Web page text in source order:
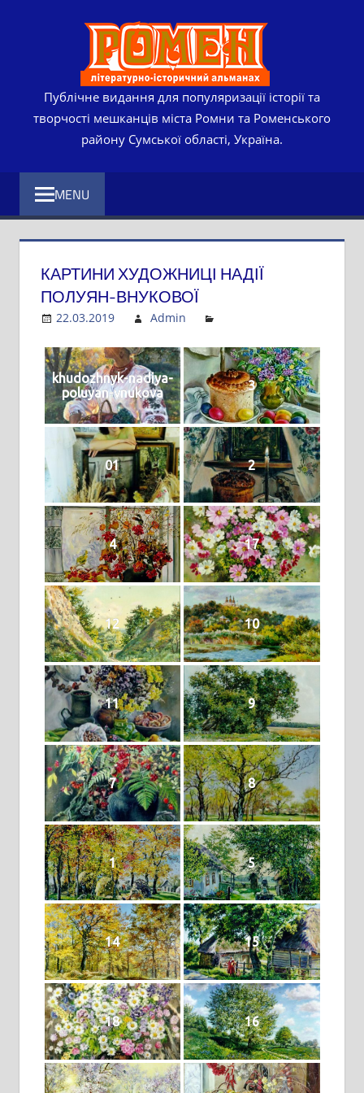
Публічне видання для популяризації історії та
творчості мешканців міста Ромни та Роменського
району Сумської області, Україна.
MENU
КАРТИНИ ХУДОЖНИЦІ НАДІЇ
ПОЛУЯН-ВНУКОВОЇ
22.03.2019 Admin
khudozhnyk-nadiya-
poluyan-vnukova
3
01 2
4 17
12 10
11 9
7 8
1 5
14 15
18 16